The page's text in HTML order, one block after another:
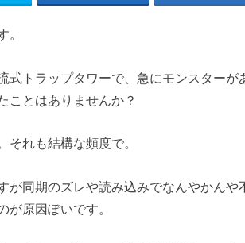
。
式トラップタワーで、急にモンスター
ことはありませんか？
それも結構な頻度で。
が同期のズレや読み込みでなんやかん
が原因ぽいです。